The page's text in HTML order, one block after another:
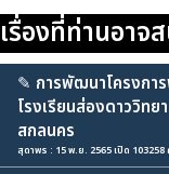
เรื่องที่ท่านอาจ
✎ การพัฒนาโครงกา
โรงเรียนส่องดาววิท
สกลนคร
สุดาพร : 15 พ.ย. 2565 เปิด 103258